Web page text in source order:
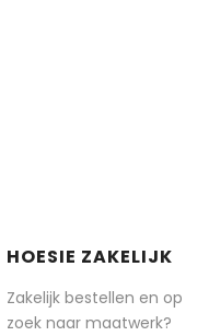
HOESIE ZAKELIJK
Zakelijk bestellen en op
zoek naar maatwerk?